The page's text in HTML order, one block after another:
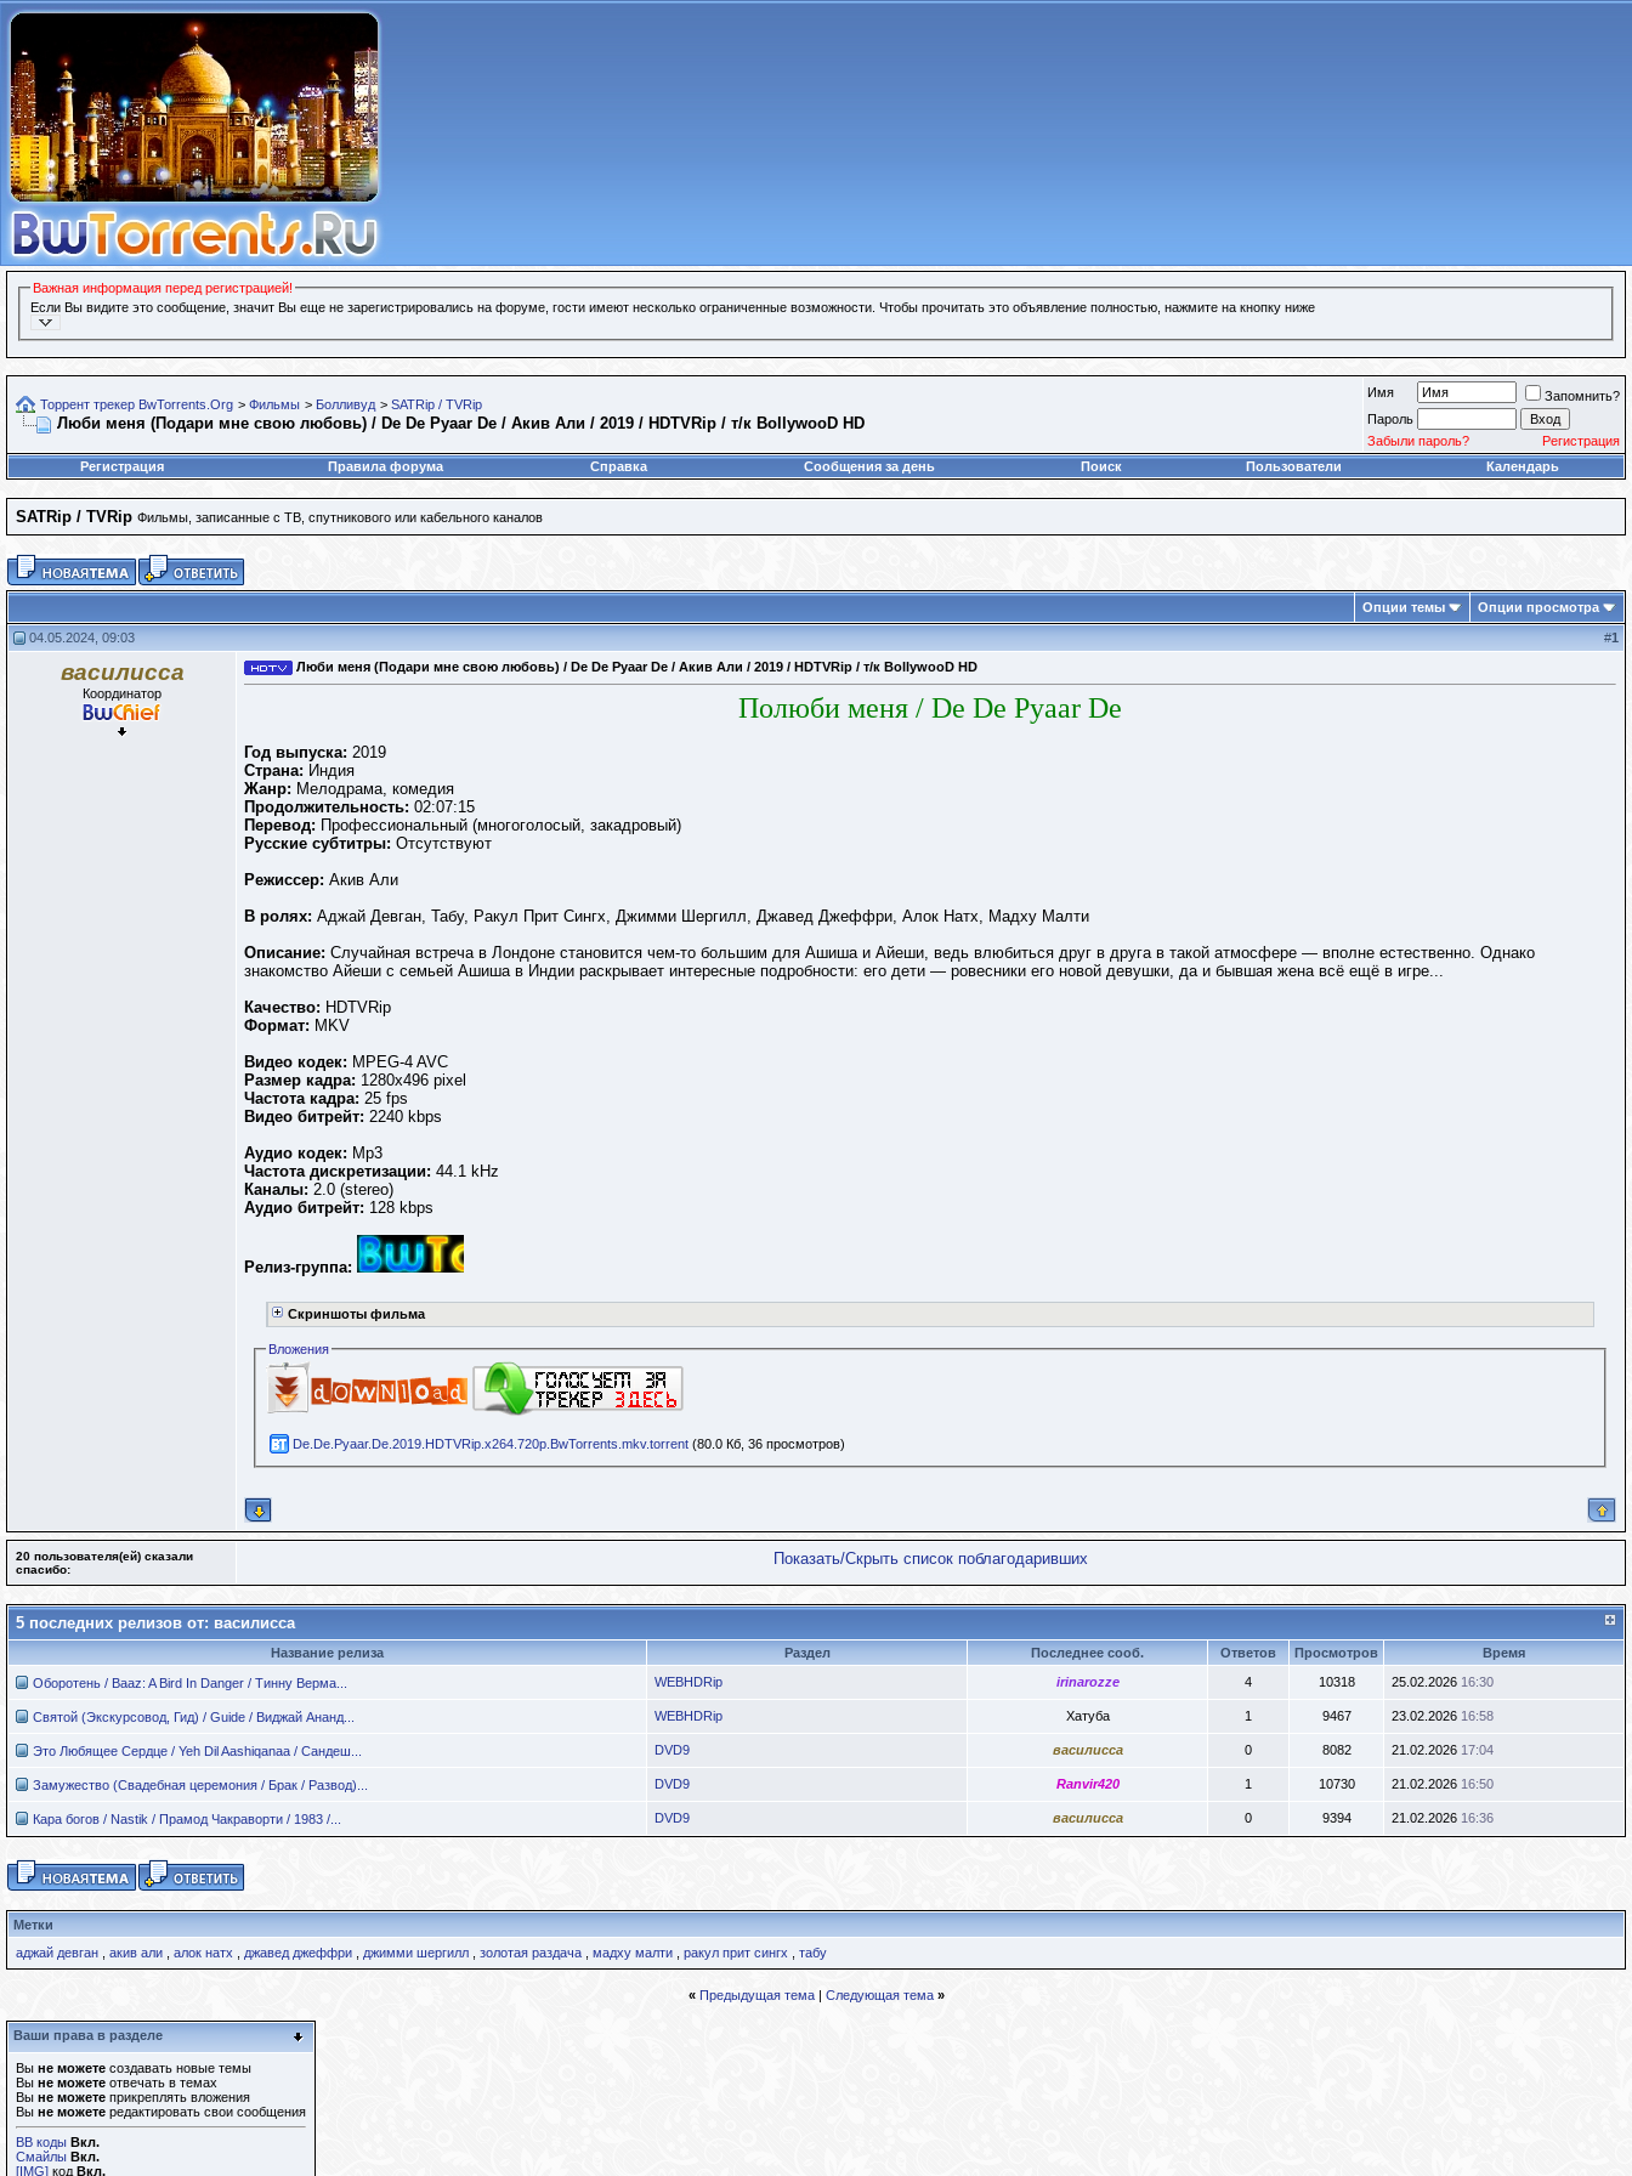
Важная информация перед регистрацией!
Если Вы видите это сообщение, значит Вы еще не зарегистрировались на форуме, гости имеют несколько ограниченные возможности. Чтобы прочитать это объявление полностью, нажмите на кнопку ниже
Торрент трекер BwTorrents.Org > Фильмы > Болливуд > SATRip / TVRip
Люби меня (Подари мне свою любовь) / De De Pyaar De / Акив Али / 2019 / HDTVRip / т/к BollywooD HD
Имя
Запомнить?
Пароль
Забыли пароль?
Регистрация
Регистрация
Правила форума Справка Сообщения за день Поиск Пользователи Календарь
SATRip / TVRip Фильмы, записанные с ТВ, спутникового или кабельного каналов
Опции темы Опции просмотра
04.05.2024, 09:03 #1
василисса
Координатор
Люби меня (Подари мне свою любовь) / De De Pyaar De / Акив Али / 2019 / HDTVRip / т/к BollywooD HD
Полюби меня / De De Pyaar De
Год выпуска: 2019
Страна: Индия
Жанр: Мелодрама, комедия
Продолжительность: 02:07:15
Перевод: Профессиональный (многоголосый, закадровый)
Русские субтитры: Отсутствуют
Режиссер: Акив Али
В ролях: Аджай Девган, Табу, Ракул Прит Сингх, Джимми Шергилл, Джавед Джеффри, Алок Натх, Мадху Малти
Описание: Случайная встреча в Лондоне становится чем-то большим для Ашиша и Айеши, ведь влюбиться друг в друга в такой атмосфере — вполне естественно. Однако
знакомство Айеши с семьей Ашиша в Индии раскрывает интересные подробности: его дети — ровесники его новой девушки, да и бывшая жена всё ещё в игре...
Качество: HDTVRip
Формат: MKV
Видео кодек: MPEG-4 AVC
Размер кадра: 1280х496 pixel
Частота кадра: 25 fps
Видео битрейт: 2240 kbps
Аудио кодек: Mp3
Частота дискретизации: 44.1 kHz
Каналы: 2.0 (stereo)
Аудио битрейт: 128 kbps
Релиз-группа:
Скриншоты фильма
Вложения
De.De.Pyaar.De.2019.HDTVRip.x264.720p.BwTorrents.mkv.torrent (80.0 Кб, 36 просмотров)
20 пользователя(ей) сказали
cпасибо:
Показать/Скрыть список поблагодаривших
5 последних релизов от: василисса
Название релиза Раздел Последнее сооб. Ответов Просмотров Время
Оборотень / Baaz: A Bird In Danger / Тинну Верма... WEBHDRip irinarozze 4 10318 25.02.2026 16:30
Святой (Экскурсовод, Гид) / Guide / Виджай Ананд... WEBHDRip Хатуба 1 9467 23.02.2026 16:58
Это Любящее Сердце / Yeh Dil Aashiqanaa / Сандеш... DVD9 василисса 0 8082 21.02.2026 17:04
Замужество (Свадебная церемония / Брак / Развод)... DVD9 Ranvir420 1 10730 21.02.2026 16:50
Кара богов / Nastik / Прамод Чакраворти / 1983 /... DVD9 василисса 0 9394 21.02.2026 16:36
Метки
аджай девган
акив али алок натх джавед джеффри джимми шергилл золотая раздача мадху малти ракул прит сингх табу
« Предыдущая тема| Следующая тема »
Ваши права в разделе
Вы не можете создавать новые темы
Вы не можете отвечать в темах
Вы не можете прикреплять вложения
Вы не можете редактировать свои сообщения
BB коды Вкл.
Смайлы Вкл.
[IMG] код Вкл.